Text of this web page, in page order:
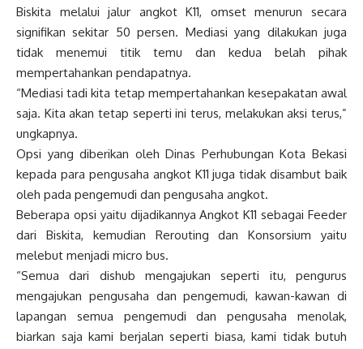
Biskita melalui jalur angkot K11, omset menurun secara
signifikan sekitar 50 persen. Mediasi yang dilakukan juga
tidak menemui titik temu dan kedua belah pihak
mempertahankan pendapatnya.
“Mediasi tadi kita tetap mempertahankan kesepakatan awal
saja. Kita akan tetap seperti ini terus, melakukan aksi terus,”
ungkapnya.
Opsi yang diberikan oleh Dinas Perhubungan Kota Bekasi
kepada para pengusaha angkot K11 juga tidak disambut baik
oleh pada pengemudi dan pengusaha angkot.
Beberapa opsi yaitu dijadikannya Angkot K11 sebagai Feeder
dari Biskita, kemudian Rerouting dan Konsorsium yaitu
melebut menjadi micro bus.
“Semua dari dishub mengajukan seperti itu, pengurus
mengajukan pengusaha dan pengemudi, kawan-kawan di
lapangan semua pengemudi dan pengusaha menolak,
biarkan saja kami berjalan seperti biasa, kami tidak butuh